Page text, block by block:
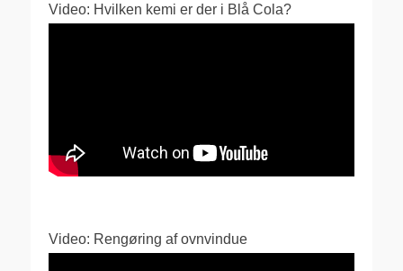
Video: Hvilken kemi er der i Blå Cola?
Video: Rengøring af ovnvindue